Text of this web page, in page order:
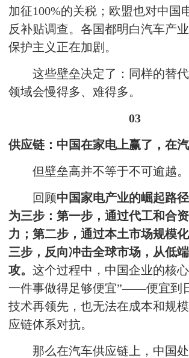
加征100%的关税；欧盟也对中国
反补贴调查。各国都明白汽车产
保护主义正在加剧。
这些壁垒决定了：同样的替
领域会慢得多、难得多。
03
供应链：中国在家电上赢了，在
但壁垒高并不等于不可逾越。
回顾中国家电产业的崛起路
为三步：第一步，通过代工和合
力；第二步，通过本土市场规模
三步，反向冲击全球市场，从低
攻。 这个过程中，中国企业的核
一件事做得足够便宜”——便宜到
技术再领先，也无法在成本和规
应链体系对抗。
那么在汽车供应链上，中国